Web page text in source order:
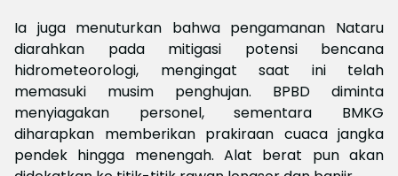
Ia juga menuturkan bahwa pengamanan Nataru
diarahkan pada mitigasi potensi bencana
hidrometeorologi, mengingat saat ini telah
memasuki musim penghujan. BPBD diminta
menyiagakan personel, sementara BMKG
diharapkan memberikan prakiraan cuaca jangka
pendek hingga menengah. Alat berat pun akan